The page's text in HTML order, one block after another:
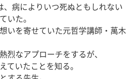
、病によりいつ死ぬともしれない
いた。
いを寄せていた元哲学講師・萬木
烈なアプローチをするが、
ていたことを知る。